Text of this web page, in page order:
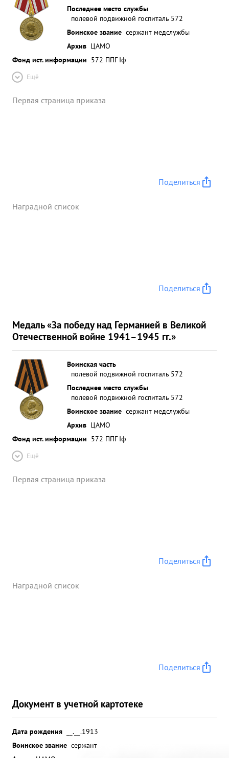
Последнее место службы
полевой подвижной госпиталь 572
Воинское звание сержант медслужбы
Архив ЦАМО
Фонд ист. информации 572 ППГ Iф
Ещё
Первая страница приказа
Поделиться
Наградной список
Поделиться
Медаль «За победу над Германией в Великой
Отечественной войне 1941–1945 гг.»
Воинская часть
полевой подвижной госпиталь 572
Последнее место службы
полевой подвижной госпиталь 572
Воинское звание сержант медслужбы
Архив ЦАМО
Фонд ист. информации 572 ППГ Iф
Ещё
Первая страница приказа
Поделиться
Наградной список
Поделиться
Документ в учетной картотеке
Дата рождения
__.__.1913
Воинское звание сержант